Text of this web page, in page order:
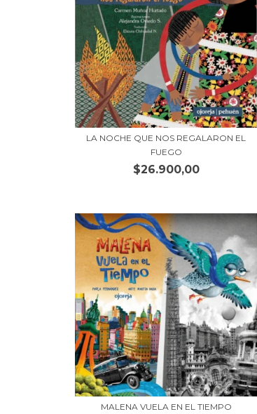
LA NOCHE QUE NOS REGALARON EL
FUEGO
$26.900,00
MALENA VUELA EN EL TIEMPO